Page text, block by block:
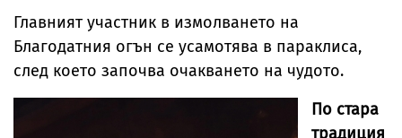
Главният участник в измолването на
Благодатния огън се усамотява в параклиса,
след което започва очакването на чудото.
По стара
традиция